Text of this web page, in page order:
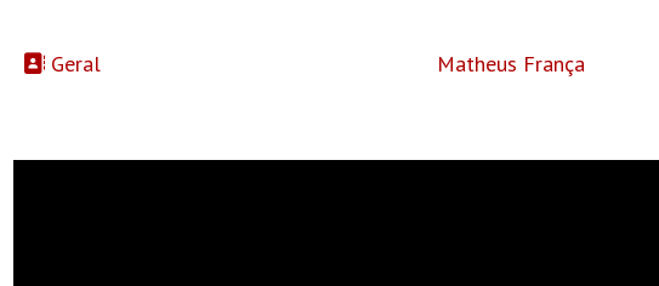
Geral Matheus França